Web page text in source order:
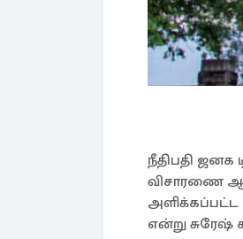
நீதிபதி ஜனக
விசாரணை
என்று சுரேஷ்